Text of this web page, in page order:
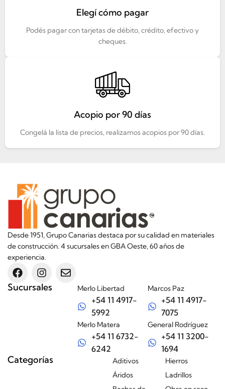
Elegí cómo pagar
Podés pagar con tarjetas de débito, crédito, efectivo y
cheques.
Acopio por 90 días
Congelá la lista de precios, realizamos acopios por 90 días.
Desde 1951, Grupo Canarias destaca por su calidad en materiales
de construcción. 4 sucursales en GBA Oeste, 60 años de
experiencia.
Sucursales Merlo Libertad
+54 11 4917-
5992
Merlo Matera
+54 11 6732-
6242
Marcos Paz
+54 11 4917-
7075
General Rodríguez
+54 11 3200-
1694
Categorías
Aditivos
Áridos
Hierros
Ladrillos